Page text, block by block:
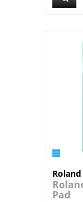
Roland
Pad